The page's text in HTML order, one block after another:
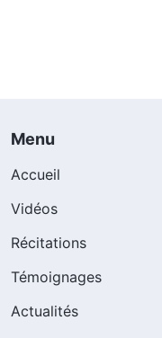
Menu
Accueil
Vidéos
Récitations
Témoignages
Actualités